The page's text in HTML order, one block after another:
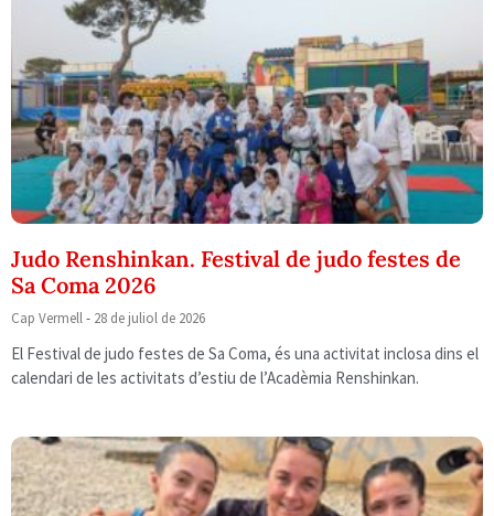
Judo Renshinkan. Festival de judo festes de
Sa Coma 2026
Cap Vermell 28 de juliol de 2026
El Festival de judo festes de Sa Coma, és una activitat inclosa dins el
calendari de les activitats d’estiu de l’Acadèmia Renshinkan.